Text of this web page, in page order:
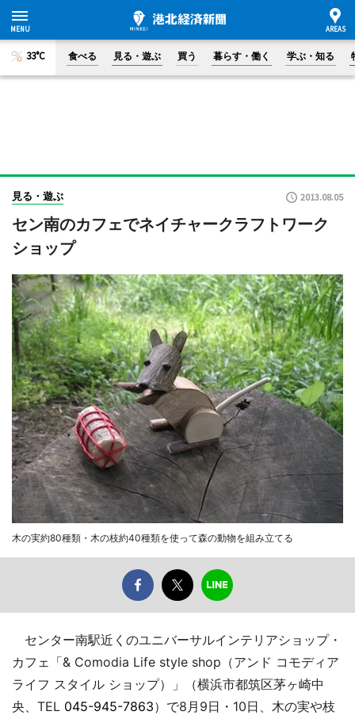
33°C 食べる 見る・遊ぶ 買う 暮らす・働く 学ぶ・知る
見る・遊ぶ 2013.08.05
セン南のカフェでネイチャークラフトワーク
ショップ
木の実約80種類・木の枝約40種類を使って森の動物を組み立てる
センター南駅近くのユニバーサルインテリアショップ・
カフェ「& Comodia Life style shop（アンド コモディア
ライフ スタイル ショップ）」（横浜市都筑区茅ヶ崎中
央、TEL 045-945-7863）で8月9日・10日、木の実や枝